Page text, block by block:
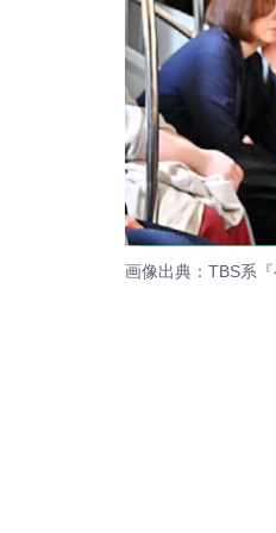
画像出典：TBS系『